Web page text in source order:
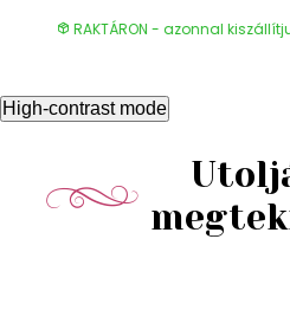
RAKTÁRON - azonnal
High-contrast mode